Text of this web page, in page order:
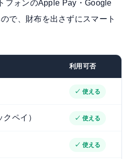
フォンのApple Pay・Google
で、財布を出さずにスマート
利用可否
✓ 使える
ペイ） ✓ 使える
✓ 使える